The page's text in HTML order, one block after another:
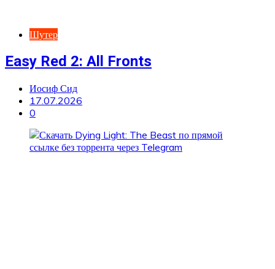
Шутер
Easy Red 2: All Fronts
Иосиф Сид
17.07.2026
0